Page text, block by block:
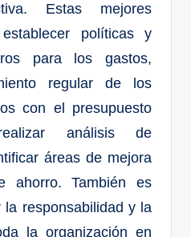
Estas mejores
políticas y
para los gastos,
regular de los
con el presupuesto
análisis de
áreas de mejora
ahorro. También es
la responsabilidad y la
la organización en